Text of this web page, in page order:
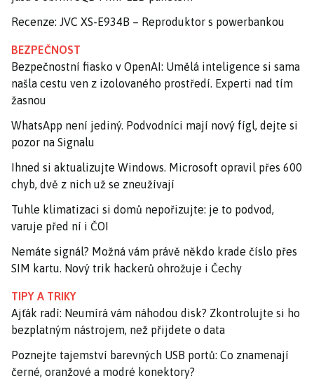
Recenze: JVC XS-E934B – Reproduktor s powerbankou
BEZPEČNOST
Bezpečnostní fiasko v OpenAI: Umělá inteligence si sama
našla cestu ven z izolovaného prostředí. Experti nad tím
žasnou
WhatsApp není jediný. Podvodníci mají nový fígl, dejte si
pozor na Signalu
Ihned si aktualizujte Windows. Microsoft opravil přes 600
chyb, dvě z nich už se zneužívají
Tuhle klimatizaci si domů nepořizujte: je to podvod,
varuje před ní i ČOI
Nemáte signál? Možná vám právě někdo krade číslo přes
SIM kartu. Nový trik hackerů ohrožuje i Čechy
TIPY A TRIKY
Ajťák radí: Neumírá vám náhodou disk? Zkontrolujte si ho
bezplatným nástrojem, než přijdete o data
Poznejte tajemství barevných USB portů: Co znamenají
černé, oranžové a modré konektory?